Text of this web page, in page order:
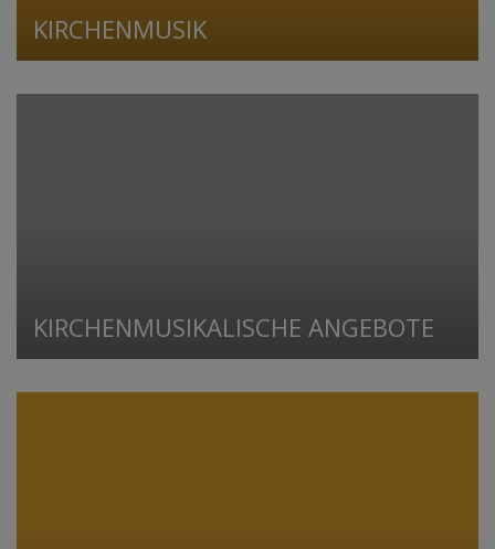
KIRCHENMUSIK
KIRCHENMUSIKALISCHE ANGEBOTE